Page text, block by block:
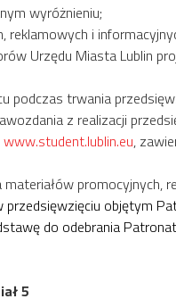
wyróżnieniu;
i
Urzędu Miasta Lublin
podczas trwania
z realizacji
www.student.lublin.eu,
promocyjnych,
przedsięwzięciu objętym
do odebrania
5